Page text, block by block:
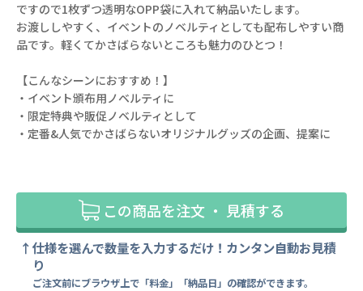
ですので1枚ずつ透明なOPP袋に入れて納品いたします。
お渡ししやすく、イベントのノベルティとしても配布しやすい商
品です。軽くてかさばらないところも魅力のひとつ！
【こんなシーンにおすすめ！】
・イベント頒布用ノベルティに
・限定特典や販促ノベルティとして
・定番&人気でかさばらないオリジナルグッズの企画、提案に
この商品を注文 ・ 見積する
仕様を選んで数量を入力するだけ！カンタン自動お見積
り
ご注文前にブラウザ上で「料金」「納品日」の確認ができます。